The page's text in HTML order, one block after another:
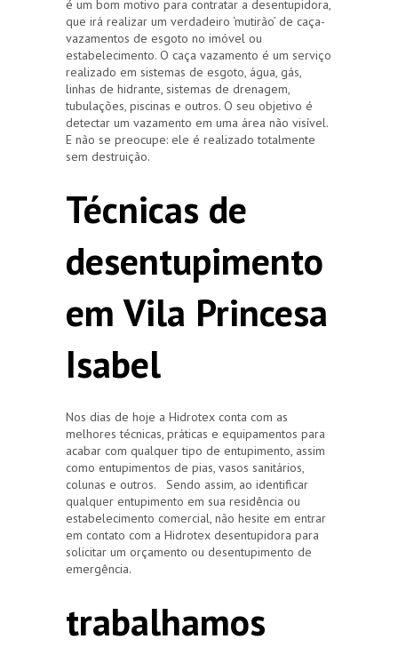
é um bom motivo para contratar a desentupidora,
que irá realizar um verdadeiro ‘mutirão’ de caça-
vazamentos de esgoto no imóvel ou
estabelecimento. O caça vazamento é um serviço
realizado em sistemas de esgoto, água, gás,
linhas de hidrante, sistemas de drenagem,
tubulações, piscinas e outros. O seu objetivo é
detectar um vazamento em uma área não visível.
E não se preocupe: ele é realizado totalmente
sem destruição.
Técnicas de
desentupimento
em Vila Princesa
Isabel
Nos dias de hoje a Hidrotex conta com as
melhores técnicas, práticas e equipamentos para
acabar com qualquer tipo de entupimento, assim
como entupimentos de pias, vasos sanitários,
colunas e outros. Sendo assim, ao identificar
qualquer entupimento em sua residência ou
estabelecimento comercial, não hesite em entrar
em contato com a Hidrotex desentupidora para
solicitar um orçamento ou desentupimento de
emergência.
trabalhamos